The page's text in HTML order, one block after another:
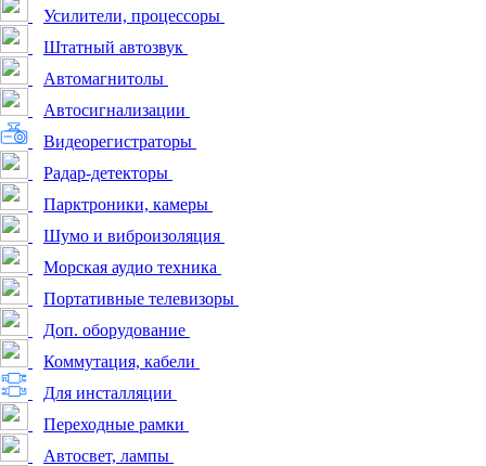
Усилители, процессоры
Штатный автозвук
Автомагнитолы
Автосигнализации
Видеорегистраторы
Радар-детекторы
Парктроники, камеры
Шумо и виброизоляция
Морская аудио техника
Портативные телевизоры
Доп. оборудование
Коммутация, кабели
Для инсталляции
Переходные рамки
Автосвет, лампы